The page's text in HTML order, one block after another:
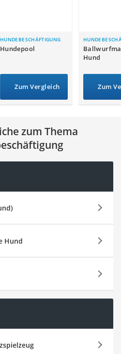
HUNDEBESCHÄFTIGUNG
Hundepool
Zum Vergleich
Hund
Zum
zum Thema
Hund